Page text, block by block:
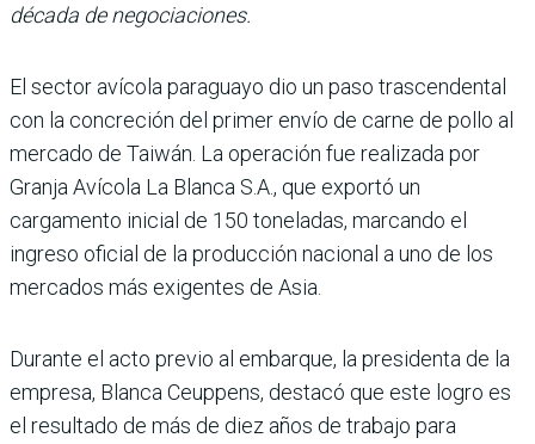
década de negociaciones.
El sector avícola paraguayo dio un paso trascendental
con la concreción del primer envío de carne de pollo al
mercado de Taiwán. La operación fue realizada por
Granja Avícola La Blanca S.A., que exportó un
cargamento inicial de 150 toneladas, marcando el
ingreso oficial de la producción nacional a uno de los
mercados más exigentes de Asia.
Durante el acto previo al embarque, la presidenta de la
empresa, Blanca Ceuppens, destacó que este logro es
el resultado de más de diez años de trabajo para